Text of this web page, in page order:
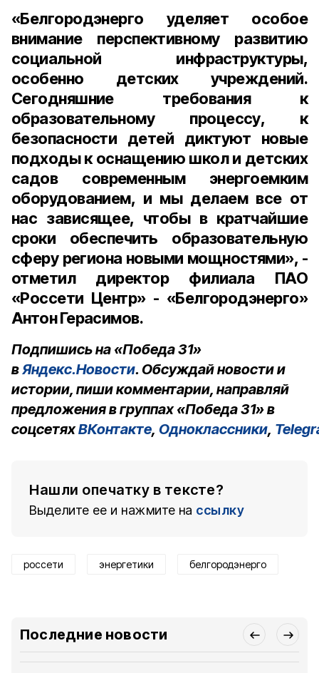
«Белгородэнерго уделяет особое
внимание перспективному развитию
социальной инфраструктуры,
особенно детских учреждений.
Сегодняшние требования к
образовательному процессу, к
безопасности детей диктуют новые
подходы к оснащению школ и детских
садов современным энергоемким
оборудованием, и мы делаем все от
нас зависящее, чтобы в кратчайшие
сроки обеспечить образовательную
сферу региона новыми мощностями», -
отметил директор филиала ПАО
«Россети Центр» - «Белгородэнерго»
Антон Герасимов.
Подпишись на «Победа 31»
вЯндекс.Новости. Обсуждай новости и
истории, пиши комментарии, направляй
предложения в группах «Победа 31» в
соцсетяхВКонтакте, Одноклассники,
Нашли опечатку в тексте?
Выделите ее и нажмите на ссылку
россети энергетики белгородэнерго
Последние новости